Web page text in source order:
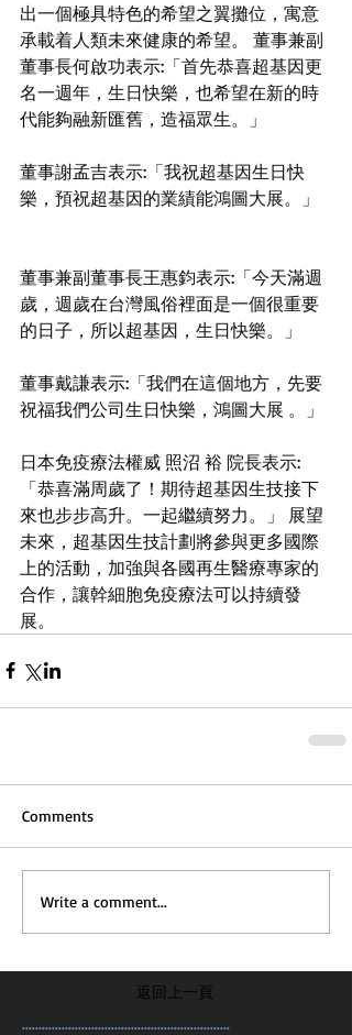
出一個極具特色的希望之翼攤位，寓意
承載着人類未來健康的希望。 董事兼副
董事長何啟功表示:「首先恭喜超基因更
名一週年，生日快樂，也希望在新的時
代能夠融新匯舊，造福眾生。」
董事謝孟吉表示:「我祝超基因生日快
樂，預祝超基因的業績能鴻圖大展。」
董事兼副董事長王惠鈞表示:「今天滿週
歲，週歲在台灣風俗裡面是一個很重要
的日子，所以超基因，生日快樂。」
董事戴謙表示:「我們在這個地方，先要
祝福我們公司生日快樂，鴻圖大展 。」
日本免疫療法權威 照沼 裕 院長表示:
「恭喜滿周歲了！期待超基因生技接下
來也步步高升。一起繼續努力。」 展望
未來，超基因生技計劃將參與更多國際
上的活動，加強與各國再生醫療專家的
合作，讓幹細胞免疫療法可以持續發
展。
Comments
Write a comment...
返回上一頁
...............................................................